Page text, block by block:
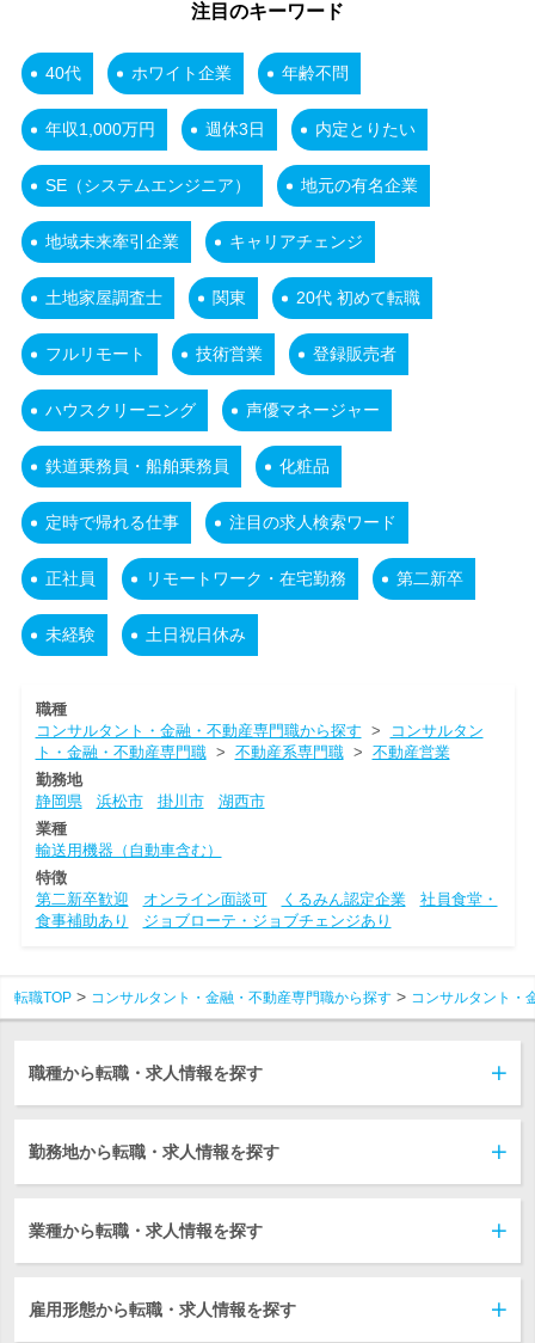
注目のキーワード
40代 ホワイト企業 年齢不問
年収1,000万円 週休3日 内定とりたい
SE（システムエンジニア） 地元の有名企業
地域未来牽引企業 キャリアチェンジ
土地家屋調査士 関東 20代 初めて転職
フルリモート 技術営業 登録販売者
ハウスクリーニング 声優マネージャー
鉄道乗務員・船舶乗務員 化粧品
定時で帰れる仕事 注目の求人検索ワード
正社員 リモートワーク・在宅勤務 第二新卒
未経験 土日祝日休み
職種
コンサルタント・金融・不動産専門職から探す >
コンサルタン
ト・金融・不動産専門職> 不動産系専門職> 不動産営業
勤務地
静岡県
浜松市 掛川市
湖西市
業種
輸送用機器（自動車含む）
特徴
第二新卒歓迎
オンライン面談可 くるみん認定企業
社員食堂・
食事補助あり
ジョブローテ・ジョブチェンジあり
転職TOP コンサルタント・金融・不動産専門職から探す コンサルタント・
職種から転職・求人情報を探す
勤務地から転職・求人情報を探す
業種から転職・求人情報を探す
雇用形態から転職・求人情報を探す